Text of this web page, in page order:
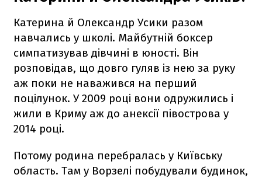
Катерина й Олександр Усики разом
навчались у школі. Майбутній боксер
симпатизував дівчині в юності. Він
розповідав, що довго гуляв із нею за руку
аж поки не наважився на перший
поцілунок. У 2009 році вони одружились і
жили в Криму аж до анексії півострова у
2014 році.
Потому родина перебралась у Київську
область. Там у Ворзелі побудували будинок,